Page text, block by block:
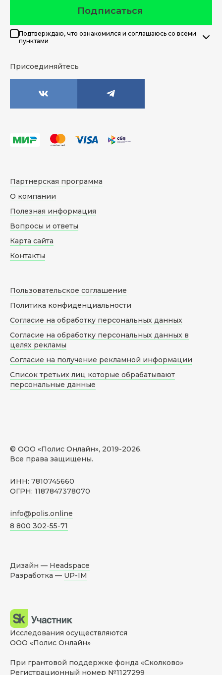
Подписаться
Подтверждаю, что ознакомился и соглашаюсь со всеми
пунктами
Присоединяйтесь
© ООО «Полис Онлайн», 2019-2026.
Все права защищены.
ИНН: 7810745660
ОГРН: 1187847378070
info@polis.online
8 800 302-55-71
Партнерская программа
О компании
Полезная информация
Вопросы и ответы
Карта сайта
Контакты
Пользовательское соглашение
Политика конфиденциальности
Согласие на обработку персональных данных
Согласие на обработку персональных данных в
целях рекламы
Согласие на получение рекламной информации
Список третьих лиц которые обрабатывают
персональные данные
Дизайн — Headspace
Разработка — UP-IM
Исследования осуществляются
ООО «Полис Онлайн»
При грантовой поддержке фонда «Сколково»
Регистрационный номер №1127299